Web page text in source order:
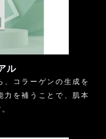
ル
、コラーゲンの生成を
力を補うことで、肌本